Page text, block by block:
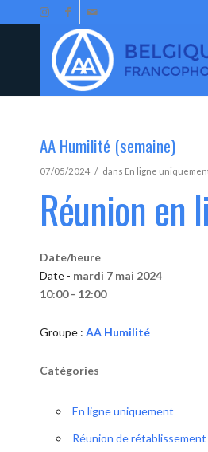
AA Humilité (semaine)
07/05/2024 / dans En ligne
Réunion en
Date/heure
Date - mardi 7 mai 2024
10:00 - 12:00
Groupe : AA Humilité
Catégories
En ligne uniquement
Réunion de rétablissement